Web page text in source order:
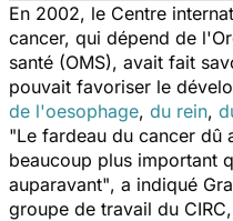
En 2002, le Centre
cancer, qui dépend de
santé (OMS), avait fait
pouvait favoriser le
de l'oesophage, du rein,
"Le fardeau du cancer dû
beaucoup plus important
auparavant", a indiqué
groupe de travail du